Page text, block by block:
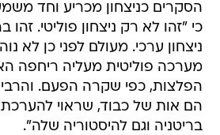
הסקרים כניצחון מכריע וחד
כי "זהו לא רק ניצחון פוליטי.
ניצחון ערכי. מעולם לפני כן לא
מערכה פוליטית מעליה ריחפה
הפלצות, כפי שקרה הפעם.
הם אות של כבוד, שראוי
בריטניה וגם להיסטוריה שלה".